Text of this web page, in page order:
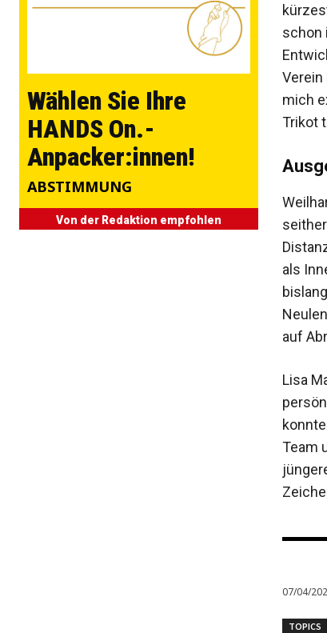
Wählen Sie Ihre
HANDS On.-
Anpacker:innen!
ABSTIMMUNG
Von der Redaktion empfohlen
schon
mich
Trikot
als
auf
Lisa
Team
07/04/
TOPICS